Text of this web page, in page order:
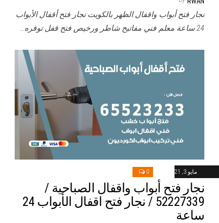
نجار فتح أبواب واقفال الظهر بالكويت نجار فتح أقفال الأبواب
24 ساعة معلم فني مفاتيح شاطر ورخيص فتح قفل توفره…
مايو 3, 2021 0
نجار فتح أبواب واقفال الصباحية /
52227339 / نجار فتح اقفال الأبواب 24
ساعة